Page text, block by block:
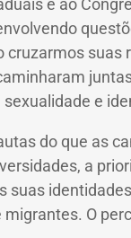
e ao
cruzarmos suas
e
do que as
a
migrantes. O